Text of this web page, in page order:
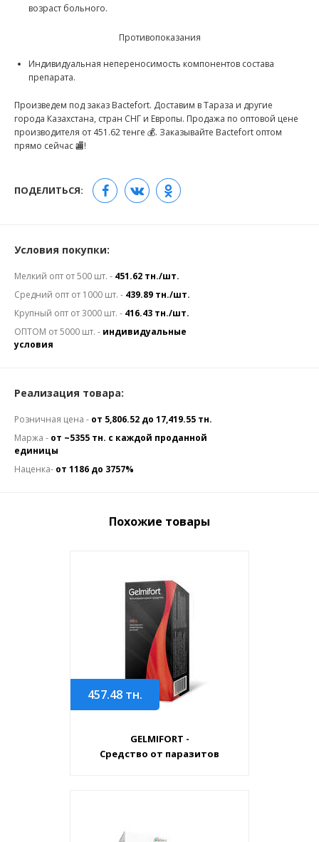
возраст больного.
Противопоказания
Индивидуальная непереносимость компонентов состава
препарата.
Произведем под заказ Bactefort. Доставим в Тараза и другие
города Казахстана, стран СНГ и Европы. Продажа по оптовой цене
производителя от 451.62 тенге 💰. Заказывайте Bactefort оптом
прямо сейчас 🏬!
ПОДЕЛИТЬСЯ:
Условия покупки:
Мелкий опт от 500 шт. - 451.62 тн./шт.
Средний опт от 1000 шт. - 439.89 тн./шт.
Крупный опт от 3000 шт. - 416.43 тн./шт.
ОПТОМ от 5000 шт. - индивидуальные
условия
Реализация товара:
Розничная цена - от 5,806.52 до 17,419.55 тн.
Маржа - от ~5355 тн. с каждой проданной
единицы
Наценка- от 1186 до 3757%
Похожие товары
457.48 тн.
GELMIFORT -
Средство от паразитов